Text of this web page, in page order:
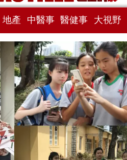
地產 中醫事 醫健事 大視野